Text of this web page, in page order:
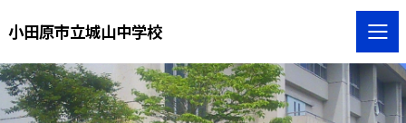
小田原市立城山中学校